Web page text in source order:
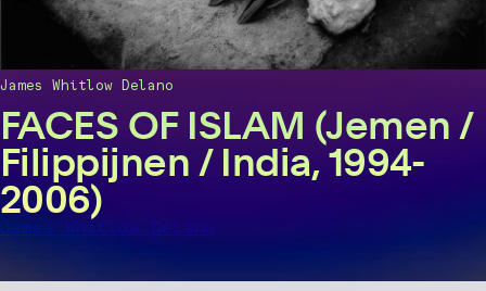
FACES OF ISLAM (Jemen /
Filippijnen / India, 1994-
2006)
James Whitlow Delano
James Whitlow Delano